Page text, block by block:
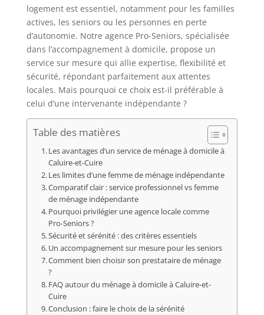
logement est essentiel, notamment pour les familles
actives, les seniors ou les personnes en perte
d’autonomie. Notre agence Pro-Seniors, spécialisée
dans l’accompagnement à domicile, propose un
service sur mesure qui allie expertise, flexibilité et
sécurité, répondant parfaitement aux attentes
locales. Mais pourquoi ce choix est-il préférable à
celui d’une intervenante indépendante ?
Table des matières
Les avantages d’un service de ménage à domicile à
Caluire-et-Cuire
Les limites d’une femme de ménage indépendante
Comparatif clair : service professionnel vs femme
de ménage indépendante
Pourquoi privilégier une agence locale comme
Pro-Seniors ?
Sécurité et sérénité : des critères essentiels
Un accompagnement sur mesure pour les seniors
Comment bien choisir son prestataire de ménage
?
FAQ autour du ménage à domicile à Caluire-et-
Cuire
Conclusion : faire le choix de la sérénité